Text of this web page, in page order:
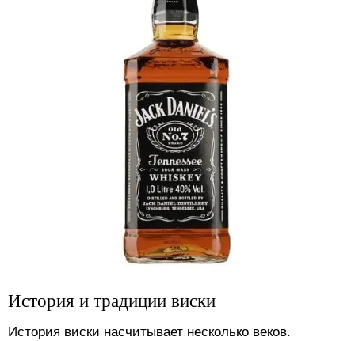
История и традиции виски
История виски насчитывает несколько веков.